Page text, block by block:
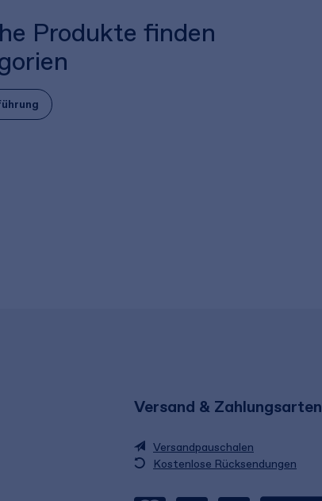
Produkte finden
Versand & Zahlungsarten
Versandpauschalen
Kostenlose Rücksendungen